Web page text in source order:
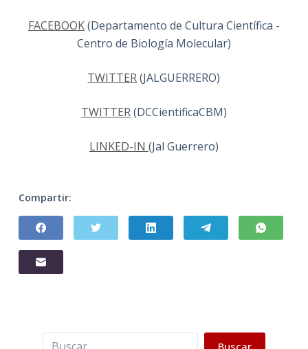
FACEBOOK(Departamento de Cultura Científica -
Centro de Biología Molecular)
TWITTER(JALGUERRERO)
TWITTER(DCCientificaCBM)
LINKED-IN (Jal Guerrero)
Compartir:
Buscar